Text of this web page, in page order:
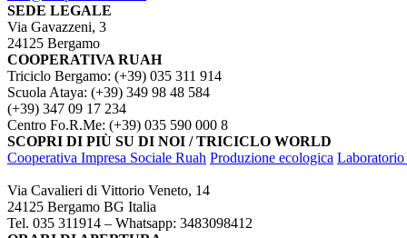
SEDE LEGALE
Via Gavazzeni, 3
24125 Bergamo
COOPERATIVA RUAH
Triciclo Bergamo: (+39) 035 311 914
Scuola Ataya: (+39) 349 98 48 584
(+39) 347 09 17 234
Centro Fo.R.Me: (+39) 035 590 000 8
SCOPRI DI PIÙ SU DI NOI / TRICICLO WORLD
Cooperativa Impresa Sociale Ruah Produzione ecologica
Via Cavalieri di Vittorio Veneto, 14
24125 Bergamo BG Italia
Tel. 035 311914 – Whatsapp: 3483098412